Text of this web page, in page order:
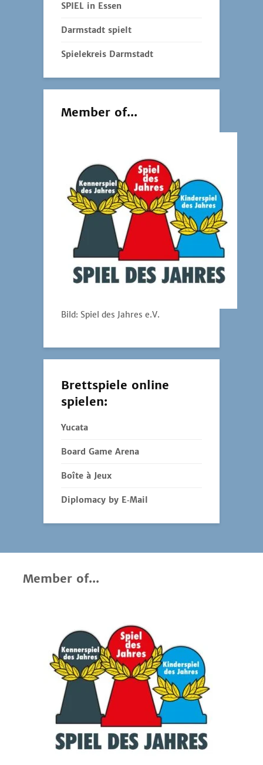
SPIEL in Essen
Darmstadt spielt
Spielekreis Darmstadt
Member of...
Bild: Spiel des Jahres e.V.
Brettspiele online
spielen:
Yucata
Board Game Arena
Boîte à Jeux
Diplomacy by E‑Mail
Member of...